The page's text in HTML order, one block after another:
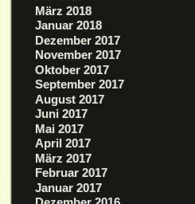
März 2018
Januar 2018
Dezember 2017
November 2017
Oktober 2017
September 2017
August 2017
Juni 2017
Mai 2017
April 2017
März 2017
Februar 2017
Januar 2017